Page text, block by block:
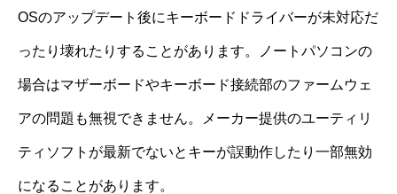
OSのアップデート後にキーボードドライバーが未対応だ
ったり壊れたりすることがあります。ノートパソコンの
場合はマザーボードやキーボード接続部のファームウェ
アの問題も無視できません。メーカー提供のユーティリ
ティソフトが最新でないとキーが誤動作したり一部無効
になることがあります。